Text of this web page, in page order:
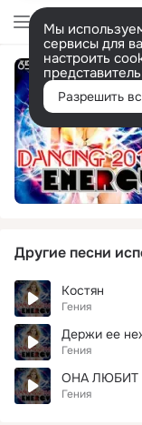
Мы
сервисы для
настроить
Разрешить
Другие песни
Костян
Гения
Держи ее
Гения
ОНА ЛЮБИТ
Гения